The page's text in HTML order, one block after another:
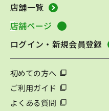
店舗一覧
店舗ページ
ログイン・新規会員登録
初めての方へ
ご利用ガイド
よくある質問